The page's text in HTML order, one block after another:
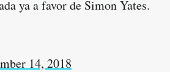
ya a favor de Simon Yates.
14, 2018